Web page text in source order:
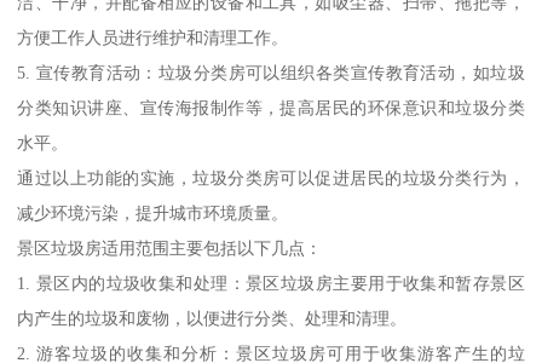
方便工作人员进行维护和清理工作。
5. 宣传教育活动：垃圾分类房可以组织各类宣传教育活动，如垃圾
分类知识讲座、宣传海报制作等，提高居民的环保意识和垃圾分类
水平。
通过以上功能的实施，垃圾分类房可以促进居民的垃圾分类行为，
减少环境污染，提升城市环境质量。
景区垃圾房适用范围主要包括以下几点：
1. 景区内的垃圾收集和处理：景区垃圾房主要用于收集和暂存景区
内产生的垃圾和废物，以便进行分类、处理和清理。
2. 游客垃圾的收集和分析：景区垃圾房可用于收集游客产生的垃